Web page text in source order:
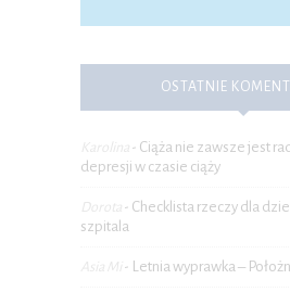
OSTATNIE
Karolina - Ciąża nie zawsze jest
depresji w czasie ciąży
Dorota - Checklista rzeczy dla
szpitala
Asia Mi - Letnia wyprawka –